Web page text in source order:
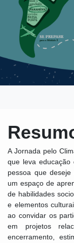
A Jornada pelo
que leva educação
pessoa que
um espaço de
de habilidades
e elementos
ao convidar os
em projetos
encerramento,